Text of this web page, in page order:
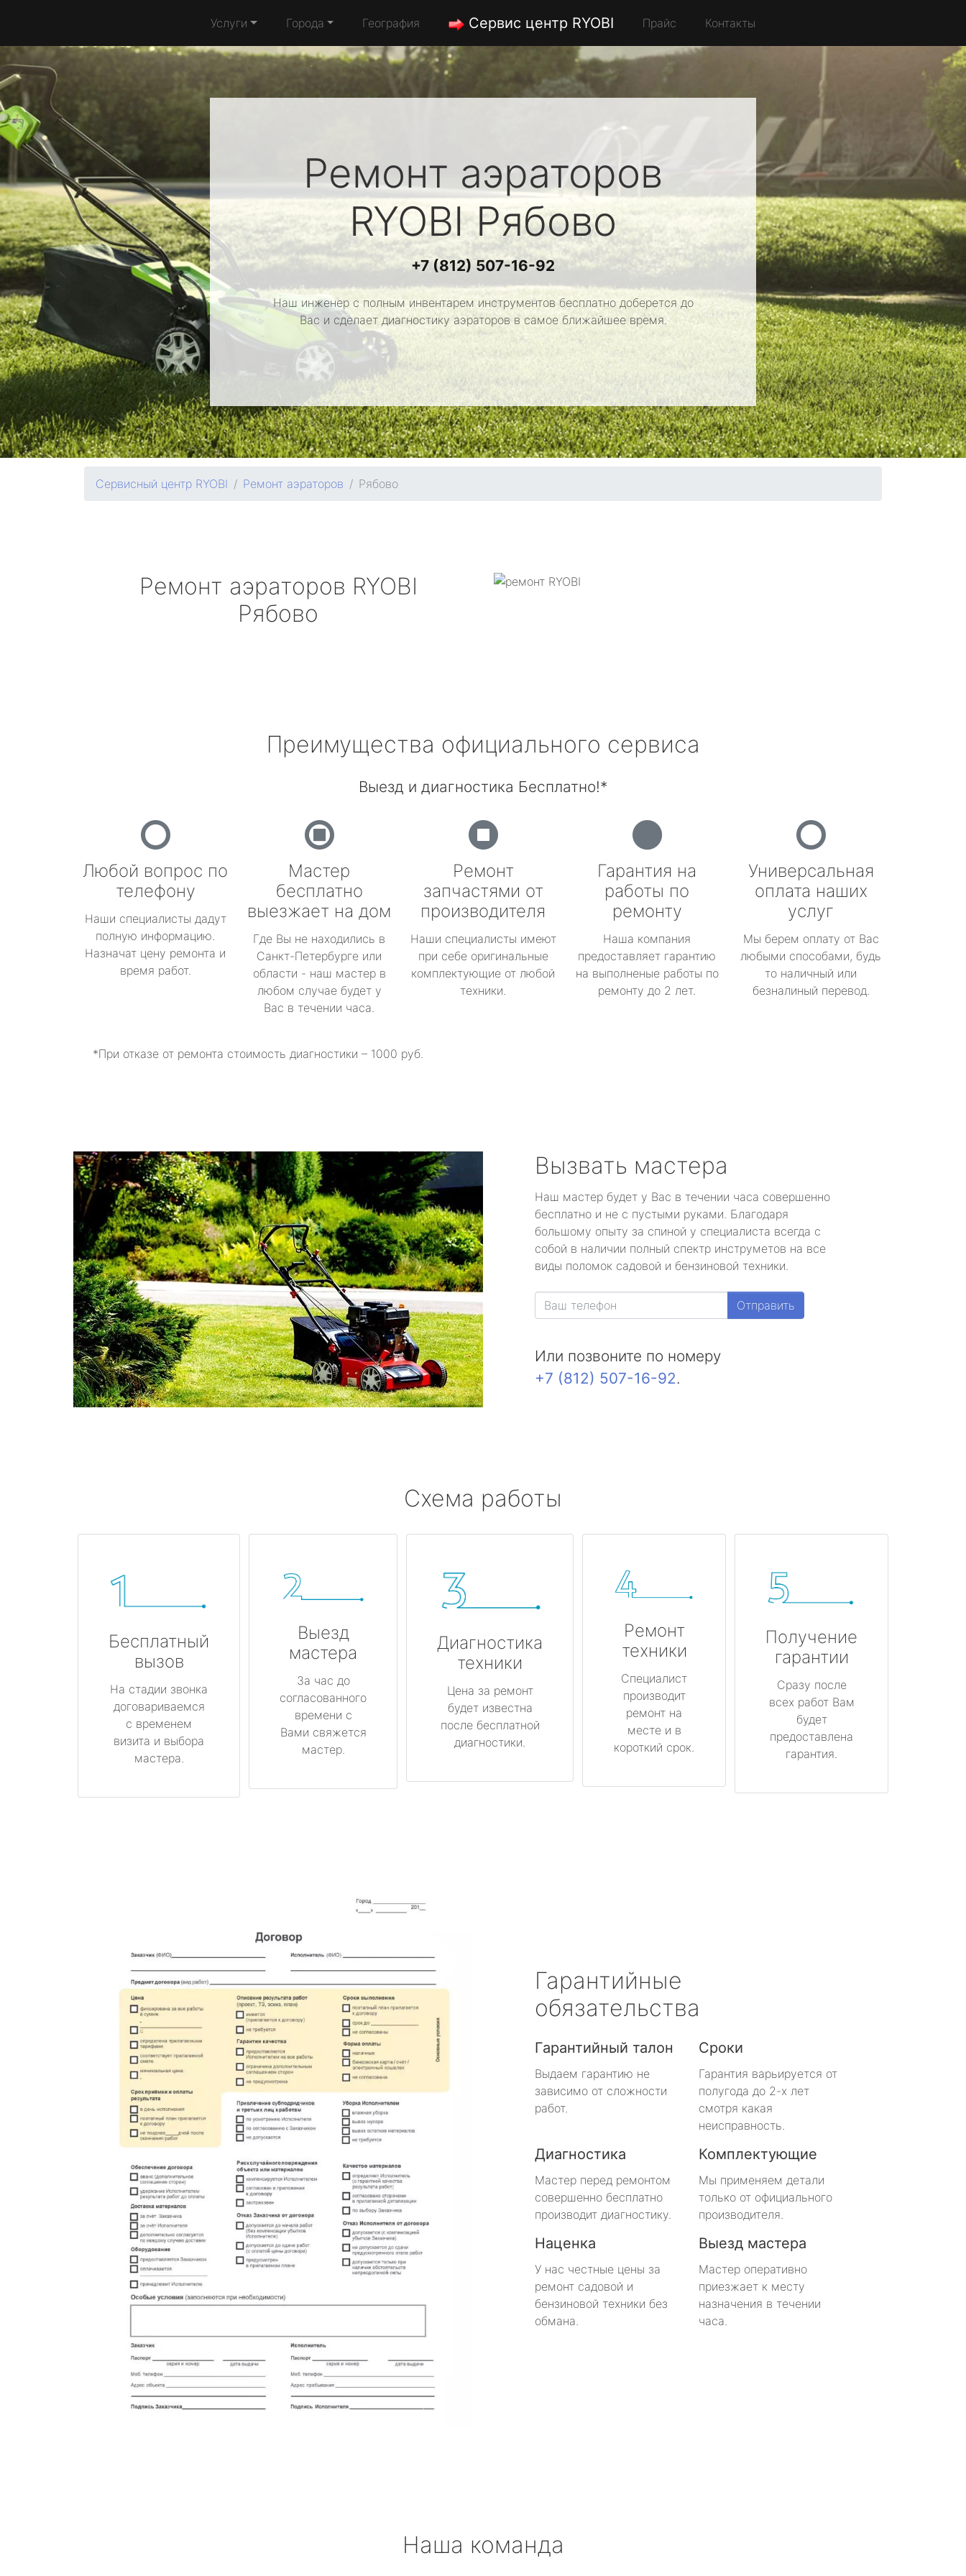
Услуги Города География Сервис центр RYOBI Прайс Контакты
Ремонт аэраторов
RYOBIРябово
+7 (812) 507-16-92
Наш инженер с полным инвентарем инструментов бесплатно доберется до
Вас и сделает диагностику аэраторов в самое ближайшее время.
Сервисный центр RYOBI Ремонт аэраторов Рябово
Ремонт аэраторов RYOBI
Рябово
Преимущества официального сервиса
Выезд и диагностика Бесплатно!*
Любой вопрос по
телефону
Наши специалисты дадут
полную информацию.
Назначат цену ремонта и
время работ.
Мастер
бесплатно
выезжает на дом
Где Вы не находились в
Санкт-Петербурге или
области - наш мастер в
любом случае будет у
Вас в течении часа.
Ремонт
запчастями от
производителя
Наши специалисты имеют
при себе оригинальные
комплектующие от любой
техники.
Гарантия на
работы по
ремонту
Наша компания
предоставляет гарантию
на выполненые работы по
ремонту до 2 лет.
Универсальная
оплата наших
услуг
Мы берем оплату от Вас
любыми способами, будь
то наличный или
безналиный перевод.
*При отказе от ремонта стоимость диагностики – 1000 руб.
Вызвать мастера
Наш мастер будет у Вас в течении часа совершенно
бесплатно и не с пустыми руками. Благодаря
большому опыту за спиной у специалиста всегда с
собой в наличии полный спектр инструметов на все
виды поломок садовой и бензиновой техники.
Отправить
Или позвоните по номеру
+7 (812) 507-16-92.
Схема работы
Бесплатный
вызов
На стадии звонка
договариваемся
с временем
визита и выбора
мастера.
Выезд
мастера
За час до
согласованного
времени с
Вами свяжется
мастер.
Диагностика
техники
Цена за ремонт
будет известна
после бесплатной
диагностики.
Ремонт
техники
Специалист
производит
ремонт на
месте и в
короткий срок.
Получение
гарантии
Сразу после
всех работ Вам
будет
предоставлена
гарантия.
Гарантийные
обязательства
Гарантийный талон
Выдаем гарантию не
зависимо от сложности
работ.
Сроки
Гарантия варьируется от
полугода до 2-х лет
смотря какая
неисправность.
Диагностика
Мастер перед ремонтом
совершенно бесплатно
производит диагностику.
Комплектующие
Мы применяем детали
только от официального
производителя.
Наценка
У нас честные цены за
ремонт садовой и
бензиновой техники без
обмана.
Выезд мастера
Мастер оперативно
приезжает к месту
назначения в течении
часа.
Наша команда